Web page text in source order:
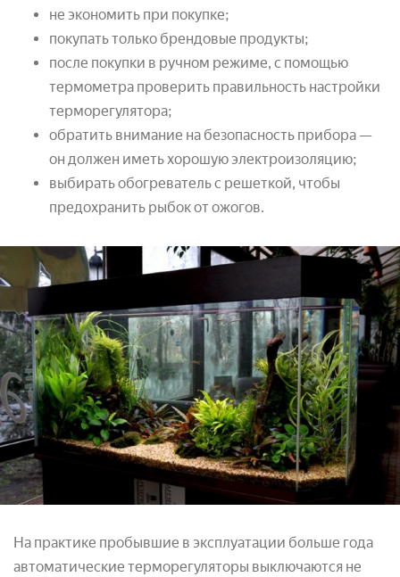
не экономить при покупке;
покупать только брендовые продукты;
после покупки в ручном режиме, с помощью
термометра проверить правильность настройки
терморегулятора;
обратить внимание на безопасность прибора —
он должен иметь хорошую электроизоляцию;
выбирать обогреватель с решеткой, чтобы
предохранить рыбок от ожогов.
На практике пробывшие в эксплуатации больше года
автоматические терморегуляторы выключаются не